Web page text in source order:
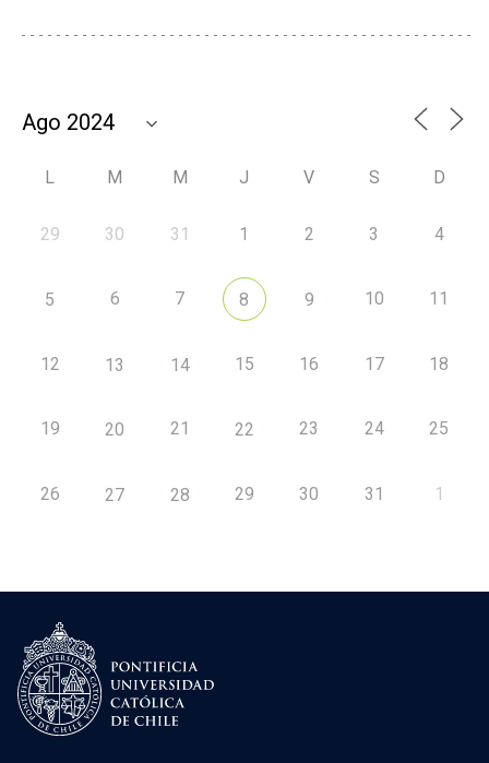
L M M J V S D
29 30 31 1 2 3 4
5 6 7 8 9 10 11
12 13 14 15 16 17 18
19 20 21 22 23 24 25
26 27 28 29 30 31 1